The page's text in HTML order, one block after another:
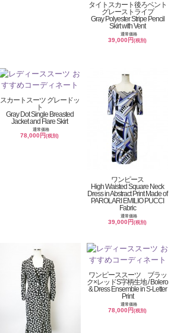
タイトスカート後ろベント
グレーストライプ
Gray Polyester Stripe Pencil
Skirt with Vent
通常価格
39,000円(税別)
スカートスーツ グレードッ
ト
Gray Dot Single Breasted
Jacket and Flare Skirt
通常価格
78,000円(税別)
ワンピース
High Waisted Square Neck
Dress in Abstract Print Made of
PAROLARI EMILIO PUCCI
Fabric
通常価格
39,000円(税別)
ワンピーススーツ ブラッ
ク×レッドS字柄生地 / Bolero
& Dress Ensemble in S-Letter
Print
通常価格
78,000円(税別)